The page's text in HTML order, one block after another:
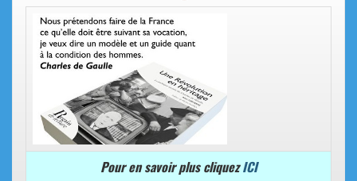
Pour en savoir plus cliquezICI